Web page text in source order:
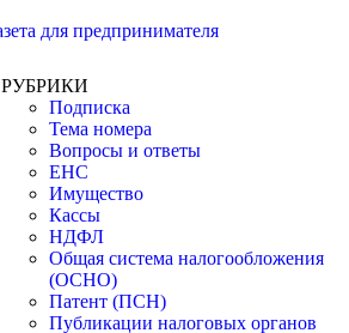
РУБРИКИ
Подписка
Тема номера
Вопросы и ответы
ЕНС
Имущество
Кассы
НДФЛ
Общая система налогообложения
(ОСНО)
Патент (ПСН)
Публикации налоговых органов